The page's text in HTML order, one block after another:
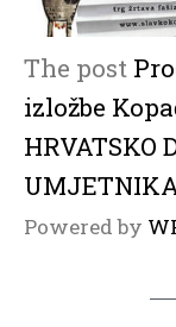
The post
izložbe
HRVATSKO
Powered by